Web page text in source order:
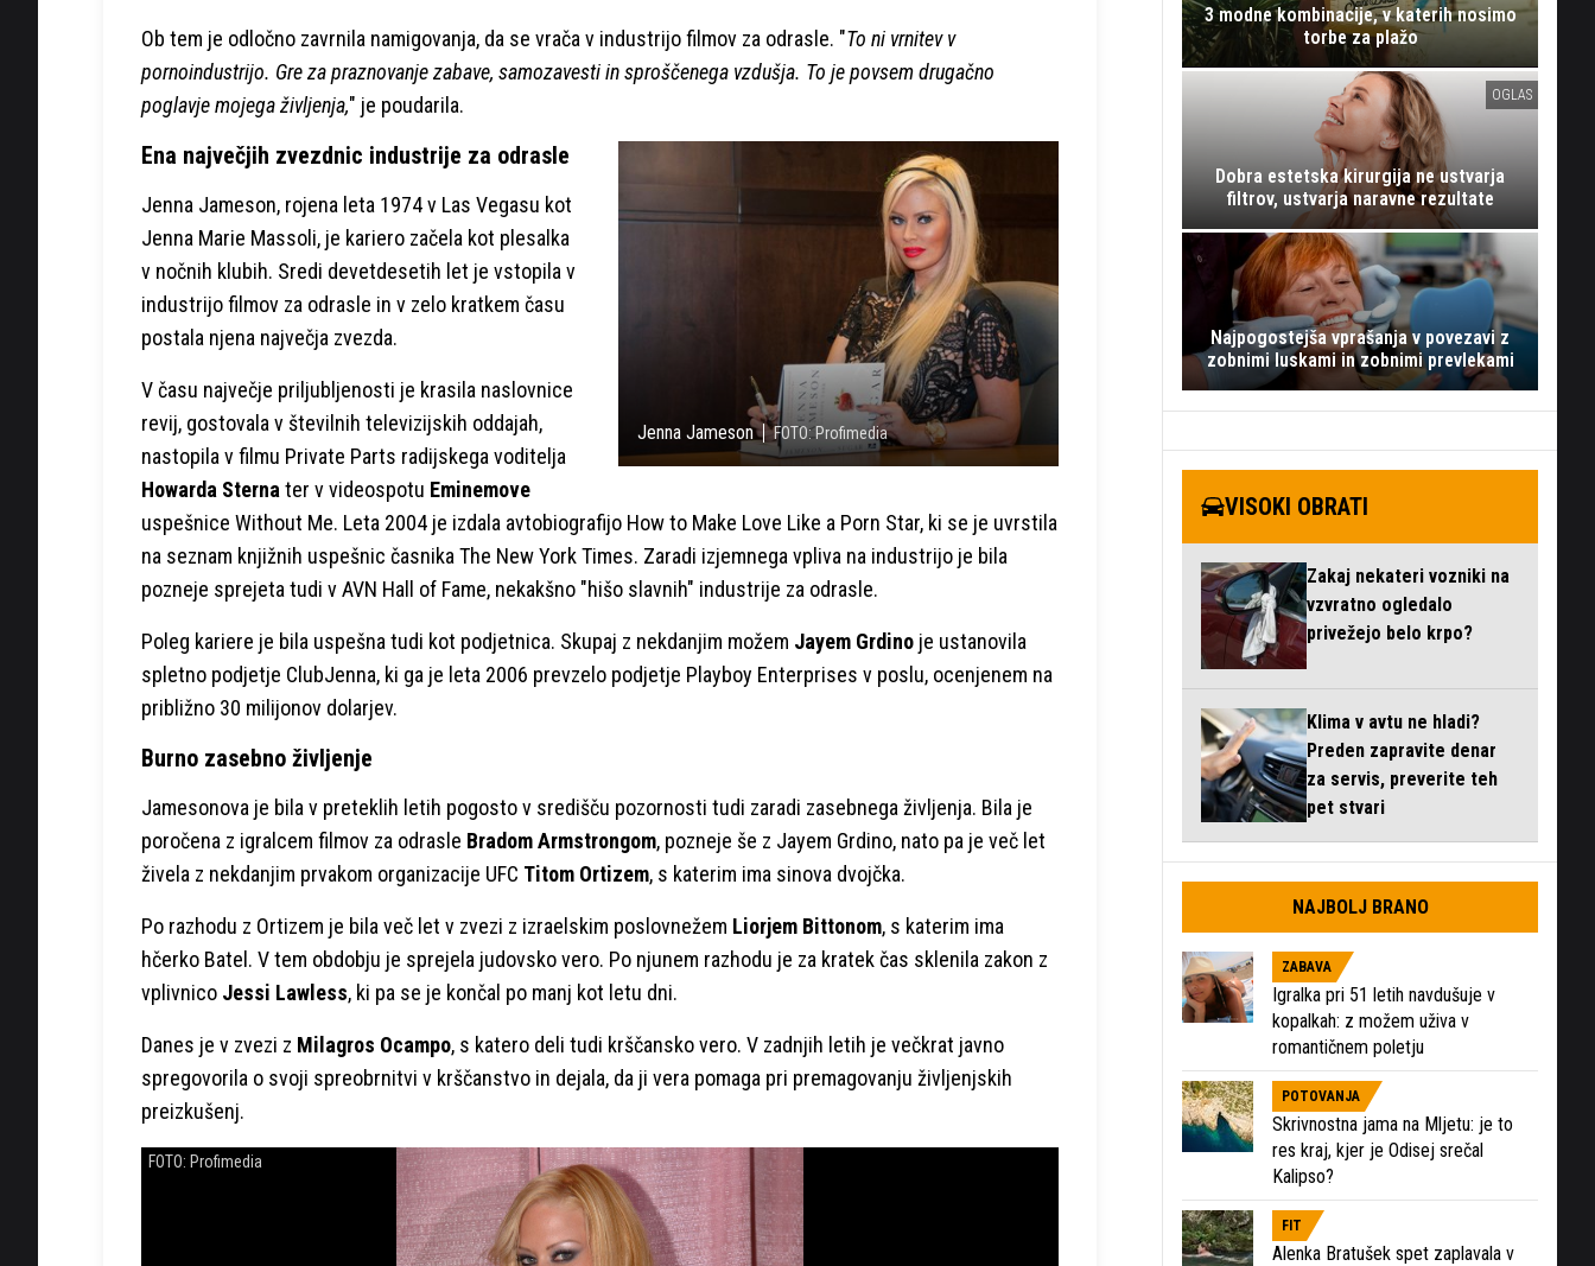
Ob tem je odločno zavrnila namigovanja, da se vrača v industrijo filmov za odrasle. "To ni vrnitev v
pornoindustrijo. Gre za praznovanje zabave, samozavesti in sproščenega vzdušja. To je povsem drugačno
poglavje mojega življenja," je poudarila.
Jenna Jameson FOTO: Profimedia
Ena največjih zvezdnic industrije za odrasle
Jenna Jameson, rojena leta 1974 v Las Vegasu kot
Jenna Marie Massoli, je kariero začela kot plesalka
v nočnih klubih. Sredi devetdesetih let je vstopila v
industrijo filmov za odrasle in v zelo kratkem času
postala njena največja zvezda.
V času največje priljubljenosti je krasila naslovnice
revij, gostovala v številnih televizijskih oddajah,
nastopila v filmu Private Parts radijskega voditelja
Howarda Sterna ter v videospotu Eminemove
uspešnice Without Me. Leta 2004 je izdala avtobiografijo How to Make Love Like a Porn Star, ki se je uvrstila
na seznam knjižnih uspešnic časnika The New York Times. Zaradi izjemnega vpliva na industrijo je bila
pozneje sprejeta tudi v AVN Hall of Fame, nekakšno "hišo slavnih" industrije za odrasle.
Poleg kariere je bila uspešna tudi kot podjetnica. Skupaj z nekdanjim možem Jayem Grdino je ustanovila
spletno podjetje ClubJenna, ki ga je leta 2006 prevzelo podjetje Playboy Enterprises v poslu, ocenjenem na
približno 30 milijonov dolarjev.
Burno zasebno življenje
Jamesonova je bila v preteklih letih pogosto v središču pozornosti tudi zaradi zasebnega življenja. Bila je
poročena z igralcem filmov za odrasle Bradom Armstrongom, pozneje še z Jayem Grdino, nato pa je več let
živela z nekdanjim prvakom organizacije UFC Titom Ortizem, s katerim ima sinova dvojčka.
Po razhodu z Ortizem je bila več let v zvezi z izraelskim poslovnežem Liorjem Bittonom, s katerim ima
hčerko Batel. V tem obdobju je sprejela judovsko vero. Po njunem razhodu je za kratek čas sklenila zakon z
vplivnico Jessi Lawless, ki pa se je končal po manj kot letu dni.
Danes je v zvezi z Milagros Ocampo, s katero deli tudi krščansko vero. V zadnjih letih je večkrat javno
spregovorila o svoji spreobrnitvi v krščanstvo in dejala, da ji vera pomaga pri premagovanju življenjskih
preizkušenj.
FOTO: Profimedia
3 modne kombinacije, v katerih nosimo
torbe za plažo
OGLAS
Dobra estetska kirurgija ne ustvarja
filtrov, ustvarja naravne rezultate
Najpogostejša vprašanja v povezavi z
zobnimi luskami in zobnimi prevlekami
VISOKI OBRATI
Zakaj nekateri vozniki na
vzvratno ogledalo
privežejo belo krpo?
Klima v avtu ne hladi?
Preden zapravite denar
za servis, preverite teh
pet stvari
NAJBOLJ BRANO
ZABAVA
Igralka pri 51 letih navdušuje v
kopalkah: z možem uživa v
romantičnem poletju
POTOVANJA
Skrivnostna jama na Mljetu: je to
res kraj, kjer je Odisej srečal
Kalipso?
FIT
Alenka Bratušek spet zaplavala v